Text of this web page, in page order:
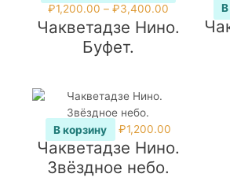
Этот
товар
несколько
Опции
можно
выбрать
на
странице
товара.
₽1,200.00 – ₽3,400.00Диапазон
цен:
Чакветадзе Нино.
Буфет.
В
В корзину ₽1,200.00
Чакветадзе Нино.
Звёздное небо.